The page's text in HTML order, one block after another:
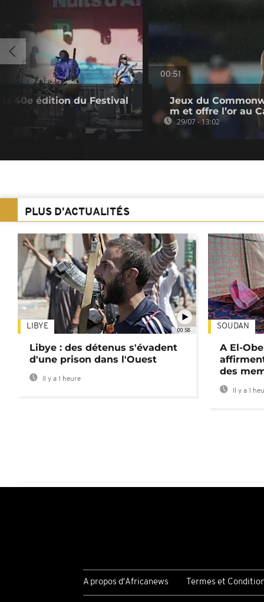
40e édition du Festival
00:51
Jeux du
m et offre l’or au
29/07 - 13:02
PLUS D'ACTUALITÉS
00:58
LIBYE
Libye : des détenus s'évadent
d'une prison dans l'Ouest
Il y a 1 heure
SOUDAN
A El-
des
Il y a 1
A propos d'Africanews Termes et